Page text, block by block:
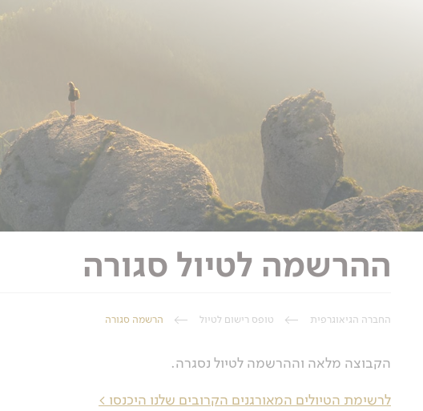
ההרשמה לטיול סגורה
החברה הגיאוגרפית טופס רישום לטיול הרשמה סגורה
הקבוצה מלאה וההרשמה לטיול נסגרה.
לרשימת הטיולים המאורגנים הקרובים שלנו היכנסו >